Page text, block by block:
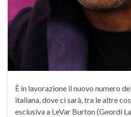
È in lavorazione il nuovo numero
italiana, dove ci sarà, tra le altre
esclusiva a LeVar Burton (Geordi